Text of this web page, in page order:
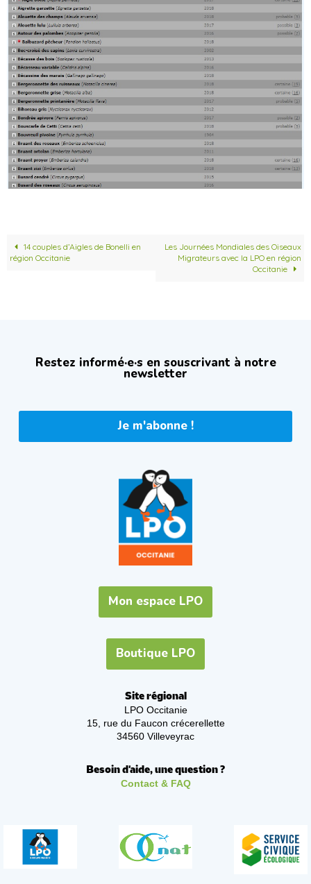
14 couples d’Aigles de Bonelli en
région Occitanie
Les Journées Mondiales des Oiseaux
Migrateurs avec la LPO en région
Occitanie
Restez informé·e·s en souscrivant à notre
newsletter
Je m'abonne !
Mon espace LPO
Boutique LPO
Site régional
LPO Occitanie
15, rue du Faucon crécerellette
34560 Villeveyrac
Besoin d'aide, une question ?
Contact & FAQ